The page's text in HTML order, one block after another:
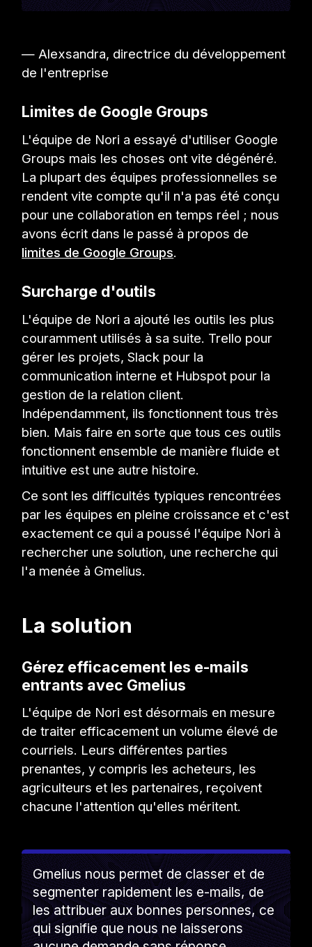
— Alexsandra, directrice du développement
de l'entreprise
Limites de Google Groups
L'équipe de Nori a essayé d'utiliser Google
Groups mais les choses ont vite dégénéré.
La plupart des équipes professionnelles se
rendent vite compte qu'il n'a pas été conçu
pour une collaboration en temps réel ; nous
avons écrit dans le passé à propos de
limites de Google Groups.
Surcharge d'outils
L'équipe de Nori a ajouté les outils les plus
couramment utilisés à sa suite. Trello pour
gérer les projets, Slack pour la
communication interne et Hubspot pour la
gestion de la relation client.
Indépendamment, ils fonctionnent tous très
bien. Mais faire en sorte que tous ces outils
fonctionnent ensemble de manière fluide et
intuitive est une autre histoire.
Ce sont les difficultés typiques rencontrées
par les équipes en pleine croissance et c'est
exactement ce qui a poussé l'équipe Nori à
rechercher une solution, une recherche qui
l'a menée à Gmelius.
La solution
Gérez efficacement les e-mails
entrants avec Gmelius
L'équipe de Nori est désormais en mesure
de traiter efficacement un volume élevé de
courriels. Leurs différentes parties
prenantes, y compris les acheteurs, les
agriculteurs et les partenaires, reçoivent
chacune l'attention qu'elles méritent.
Gmelius nous permet de classer et de
segmenter rapidement les e-mails, de
les attribuer aux bonnes personnes, ce
qui signifie que nous ne laisserons